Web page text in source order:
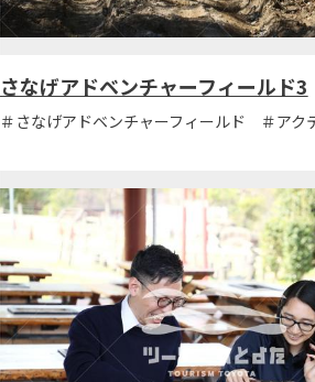
さなげアドベンチャーフィールド3
＃さなげアドベンチャーフィールド ＃アク